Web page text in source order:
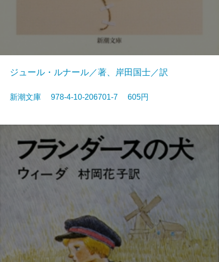
ジュール・ルナール／著、岸田国士／訳
新潮文庫 978-4-10-206701-7 605円